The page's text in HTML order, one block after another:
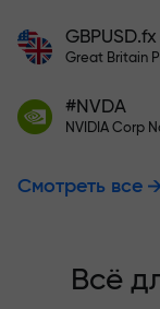
GBPUSD.fx
#NVDA
Смотреть все
Всё